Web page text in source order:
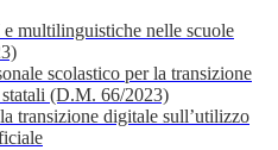
multilinguistiche nelle scuole
scolastico per la transizione
(D.M. 66/2023)
transizione digitale sull’utilizzo